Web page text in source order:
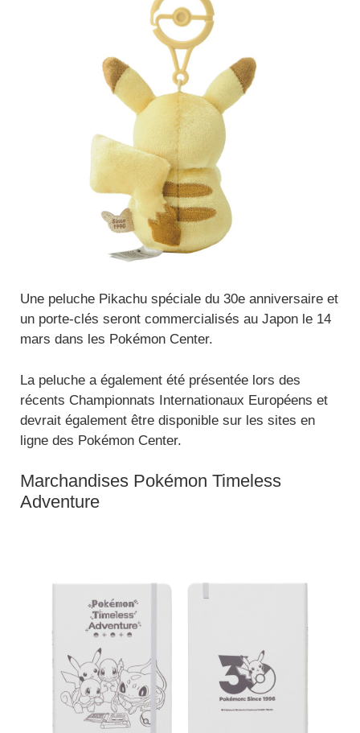
Une peluche Pikachu spéciale du 30e anniversaire et
un porte-clés seront commercialisés au Japon le 14
mars dans les Pokémon Center.
La peluche a également été présentée lors des
récents Championnats Internationaux Européens et
devrait également être disponible sur les sites en
ligne des Pokémon Center.
Marchandises Pokémon Timeless
Adventure